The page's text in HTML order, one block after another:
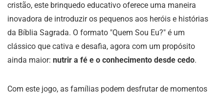
cristão, este brinquedo educativo oferece uma maneira
inovadora de introduzir os pequenos aos heróis e histórias
da Bíblia Sagrada. O formato "Quem Sou Eu?" é um
clássico que cativa e desafia, agora com um propósito
ainda maior: nutrir a fé e o conhecimento desde cedo.
Com este jogo, as famílias podem desfrutar de momentos